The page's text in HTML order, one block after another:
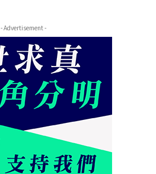
- Advertisement -